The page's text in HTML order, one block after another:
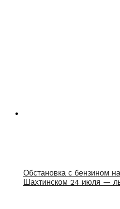
Обстановка с бензином
Шахтинском 24 июля —